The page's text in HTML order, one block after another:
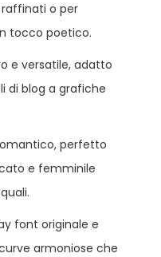
o per
tocco poetico.
e versatile, adatto
di blog a grafiche
perfetto
e femminile
font originale e
armoniose che